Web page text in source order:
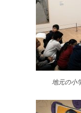
地元の小